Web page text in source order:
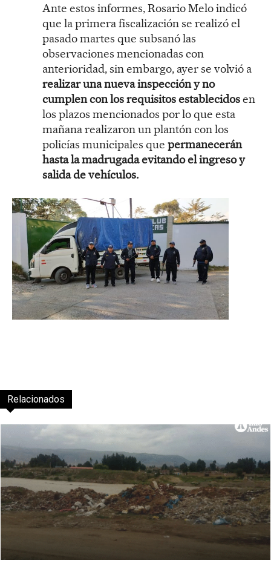
Ante estos informes, Rosario Melo indicó
que la primera fiscalización se realizó el
pasado martes que subsanó las
observaciones mencionadas con
anterioridad, sin embargo, ayer se volvió a
realizar una nueva inspección y no
cumplen con los requisitos establecidosen
los plazos mencionados por lo que esta
mañana realizaron un plantón con los
policías municipales que permanecerán
hasta la madrugada evitando el ingreso y
salida de vehículos.
Relacionados